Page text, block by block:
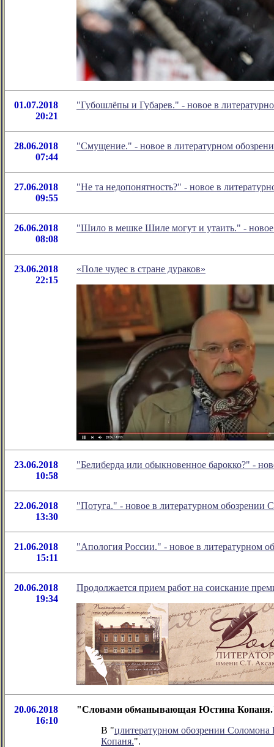
01.07.2018
20:21
"Губошлёпы и Губарев." - новое в
28.06.2018
07:44
"Смущение." - новое в литературном
27.06.2018
09:55
"Не та недопонятность?" - новое в
26.06.2018
08:08
"Шило в мешке Шиле могут и утаить." -
23.06.2018
22:15
«Поле чудес в стране дураков»
23.06.2018
10:58
"Белиберда или обыкновенное барокко?" -
22.06.2018
13:30
"Потуга." - новое в литературном обозрении
21.06.2018
15:11
"Апология России." - новое в литературном
20.06.2018
19:34
Продолжается прием работ на соискание
20.06.2018
16:10
"Словами обманывающая Юстина Копаня."
В "цлитературном обозрении
Копаня.".